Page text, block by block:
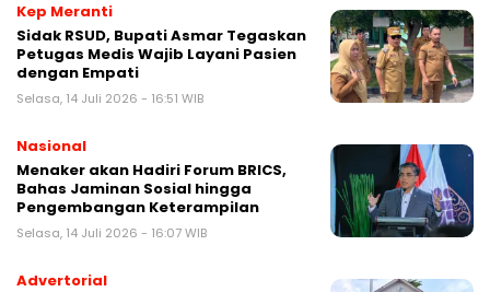
Kep Meranti
Sidak RSUD, Bupati Asmar Tegaskan
Petugas Medis Wajib Layani Pasien
dengan Empati
Selasa, 14 Juli 2026 - 16:51 WIB
Nasional
Menaker akan Hadiri Forum BRICS,
Bahas Jaminan Sosial hingga
Pengembangan Keterampilan
Selasa, 14 Juli 2026 - 16:07 WIB
Advertorial